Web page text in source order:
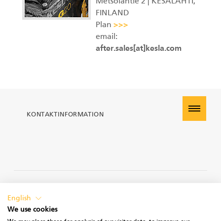
Greifer II
DE
KONTAKTINFORMATION
FINLAND
Plan >>>
email:
after.sales[at]kesla.com
English
We use cookies